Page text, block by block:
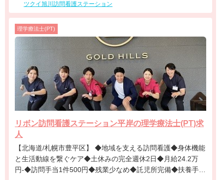
ツクイ旭川訪問看護ステーション
理学療法士(PT)
リボン訪問看護ステーション平岸の理学療法士(PT)求
人
【北海道/札幌市豊平区】 ◆地域を支える訪問看護◆身体機能
と生活動線を繋ぐケア◆土休みの完全週休2日◆月給24.2万
円-◆訪問手当1件500円◆残業少なめ◆託児所完備◆扶養手当